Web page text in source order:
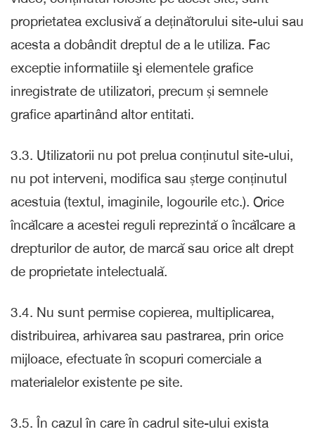
proprietatea exclusivă a deținătorului site-ului sau
acesta a dobândit dreptul de a le utiliza. Fac
exceptie informatiile şi elementele grafice
inregistrate de utilizatori, precum și semnele
grafice apartinând altor entitati.
3.3. Utilizatorii nu pot prelua conținutul site-ului,
nu pot interveni, modifica sau șterge conținutul
acestuia (textul, imaginile, logourile etc.). Orice
încălcare a acestei reguli reprezintă o încălcare a
drepturilor de autor, de marcă sau orice alt drept
de proprietate intelectuală.
3.4. Nu sunt permise copierea, multiplicarea,
distribuirea, arhivarea sau pastrarea, prin orice
mijloace, efectuate în scopuri comerciale a
materialelor existente pe site.
3.5. În cazul în care în cadrul site-ului exista